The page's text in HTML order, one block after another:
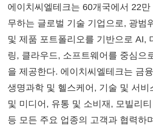
에이치씨엘테크는 60개국에서 22
무하는 글로벌 기술 기업으로, 광범
및 제품 포트폴리오를 기반으로 AI,
링, 클라우드, 소프트웨어를 중심으
을 제공한다. 에이치씨엘테크는 금
생명과학 및 헬스케어, 기술 및 서비
및 미디어, 유통 및 소비재, 모빌리
등 모든 주요 업종의 고객과 협력하